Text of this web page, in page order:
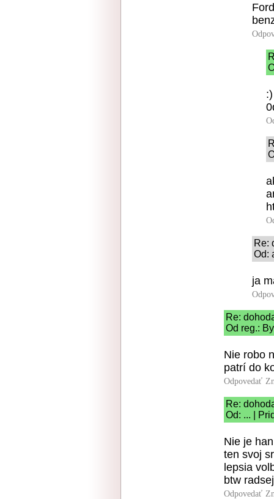
Re:
Od:
ja
Re:
Od reg.:
Nie robo
patrí do
Odpovedať
Re:
Od: ... |
Nie je
ten svoj
lepsia
btw
Odpovedať